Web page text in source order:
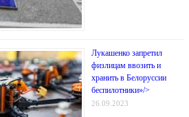
Лукашенко запретил
физлицам ввозить и
хранить в Белоруссии
беспилотники»/>
26.09.2023